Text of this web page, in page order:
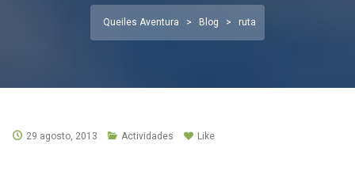
Queiles Aventura > Blog > ruta
29 agosto, 2013 Actividades Like